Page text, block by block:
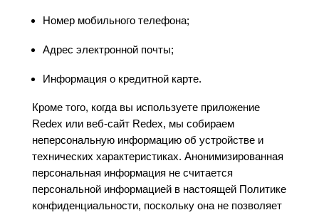
Номер мобильного телефона;
Адрес электронной почты;
Информация о кредитной карте.
Кроме того, когда вы используете приложение
Redex или веб-сайт Redex, мы собираем
неперсональную информацию об устройстве и
технических характеристиках. Анонимизированная
персональная информация не считается
персональной информацией в настоящей Политике
конфиденциальности, поскольку она не позволяет